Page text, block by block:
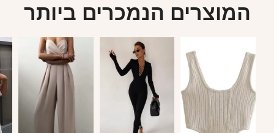
המוצרים הנמכרים ביותר